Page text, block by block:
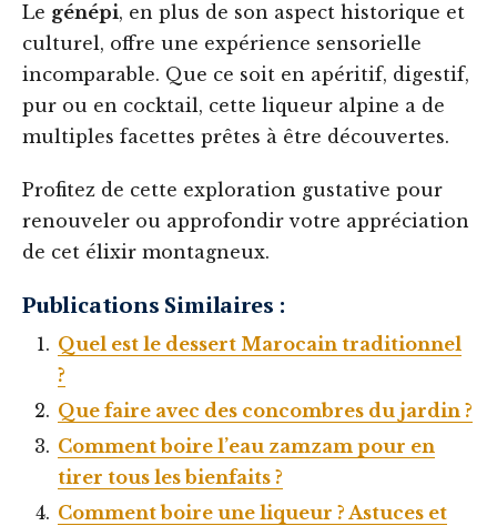
Le génépi, en plus de son aspect historique et
culturel, offre une expérience sensorielle
incomparable. Que ce soit en apéritif, digestif,
pur ou en cocktail, cette liqueur alpine a de
multiples facettes prêtes à être découvertes.
Profitez de cette exploration gustative pour
renouveler ou approfondir votre appréciation
de cet élixir montagneux.
Publications Similaires :
Quel est le dessert Marocain traditionnel
?
Que faire avec des concombres du jardin ?
Comment boire l’eau zamzam pour en
tirer tous les bienfaits ?
Comment boire une liqueur ? Astuces et